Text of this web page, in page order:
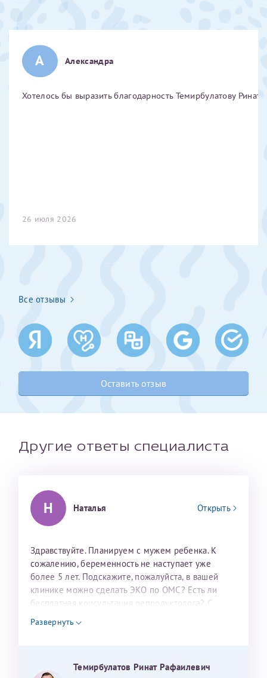
А Александра
Хотелось бы выразить благодарность Темирбулатову
26 июля 2026
Все отзывы
Оставить отзыв
Александра
мы ему благодарны. Благодаря ему мы стали
Другие ответы специалиста
Н Наталья Открыть
Здравствуйте. Планируем с мужем ребенка. К
сожалению, беременность не наступает уже
более 5 лет. Подскажите, пожалуйста, в вашей
клинике можно сделать ЭКО по ОМС? Есть ли
бесплатная консультация репродуктолога? С
уважением, Наталья Баранова.
Развернуть
Темирбулатов Ринат Рафаилевич
За год/годы
2022
2023
2024
Электронная почта*